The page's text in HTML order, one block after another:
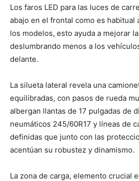
Los faros LED para las luces de
abajo en el frontal como es habitual
los modelos, esto ayuda a mejorar
deslumbrando menos a los
delante.
La silueta lateral revela una
equilibradas, con pasos de rueda
albergan llantas de 17 pulgadas de
neumáticos 245/60R17 y líneas de
definidas que junto con las
acentúan su robustez y dinamismo.
La zona de carga, elemento crucial